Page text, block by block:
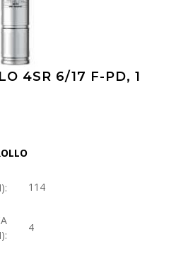
4SR 6/17 F-PD, 1
114
4